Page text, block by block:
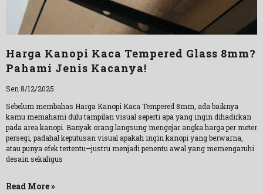
Harga Kanopi Kaca Tempered Glass 8mm?
Pahami Jenis Kacanya!
Sen 8/12/2025
Sebelum membahas Harga Kanopi Kaca Tempered 8mm, ada baiknya
kamu memahami dulu tampilan visual seperti apa yang ingin dihadirkan
pada area kanopi. Banyak orang langsung mengejar angka harga per meter
persegi, padahal keputusan visual apakah ingin kanopi yang berwarna,
atau punya efek tertentu—justru menjadi penentu awal yang memengaruhi
desain sekaligus
Read More »